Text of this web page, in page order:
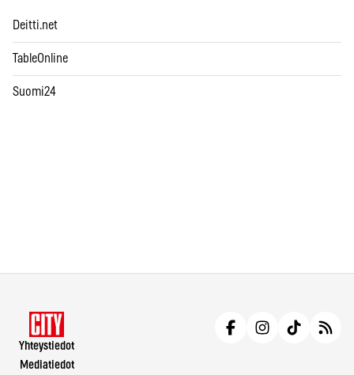
Deitti.net
TableOnline
Suomi24
Yhteystiedot
Mediatiedot